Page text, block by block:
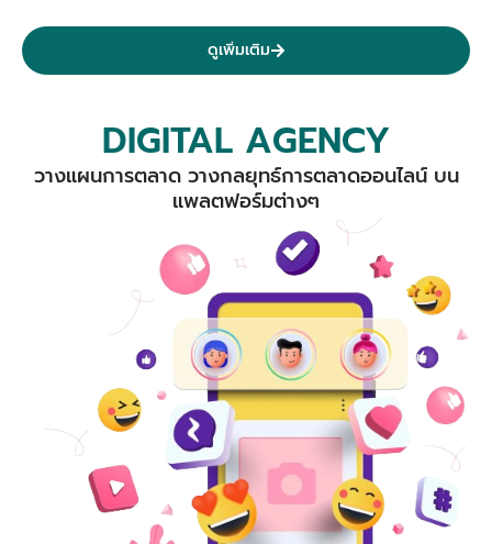
ดูเพิ่มเติม
DIGITAL AGENCY
วางแผนการตลาด วางกลยุทธ์การตลาดออนไลน์ บน
แพลตฟอร์มต่างๆ